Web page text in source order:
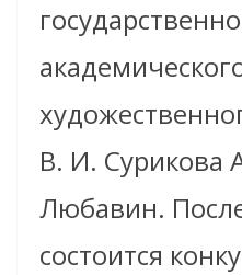
В. И. Сурикова
Любавин.
состоится